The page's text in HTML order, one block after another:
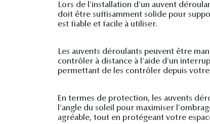
Lors de l'installation d'un auvent
doit être suffisamment solide pour
est fiable et facile à utiliser.
Les auvents déroulants peuvent être
contrôler à distance à l'aide d'un
permettant de les contrôler depuis
En termes de protection, les auvents
l'angle du soleil pour maximiser
agréable, tout en protégeant votre